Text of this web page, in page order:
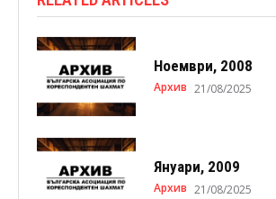
Ноември, 2008
Архив 21/08/2025
Януари, 2009
Архив 21/08/2025